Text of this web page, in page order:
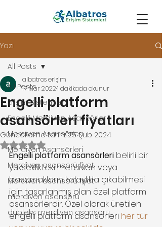
Yazı
All Posts
Erişim Sistemleri
Engelli Merdiven Asansörleri
Merdiven Asansörleri
Merdiven Asansörleri
Merdiven asansörü fiyat
Merdiven asansörü fiyat
merdiven asansörü
dubleks merdiven asansörü
All Posts
Engelli platform
asansörleri fiyatları
albatros erişim
17 Mar 20221 dakikada okunur
Güncelleme tarihi:25 Şub 2024
5 üzerinden NaN yıldız
Engelli platform asansörleri belirli bir
yükseklikteki merdiven veya
basamakların kolaylıkla çıkabilmesi
için tasarlanmış olan özel platform
asansörlerdir. Özel olarak üretilen
engelli platform asansörleri her tür